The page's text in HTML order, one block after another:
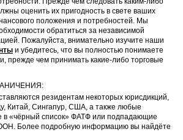
оценить их пригодность в свете ваших
положения и потребностей. Мы
обратиться за независимой
Пожалуйста, внимательно изучите наши
и убедитесь, что вы полностью понимаете
прежде чем принимать какие-либо торговые
резидентам некоторых юрисдикций,
Китай, Сингапур, США, а также любые
в «чёрный список» ФАТФ или подпадающие
Более подробную информацию вы найдёте